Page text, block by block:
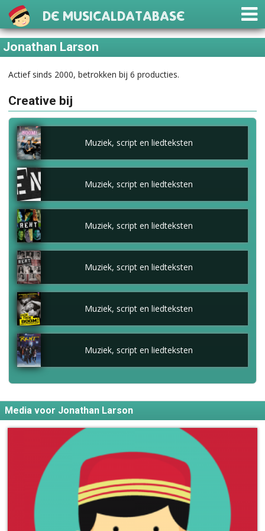
De Musicaldatabase
Jonathan Larson
Actief sinds 2000, betrokken bij 6 producties.
Creative bij
Muziek, script en liedteksten
Muziek, script en liedteksten
Muziek, script en liedteksten
Muziek, script en liedteksten
Muziek, script en liedteksten
Muziek, script en liedteksten
Media voor Jonathan Larson